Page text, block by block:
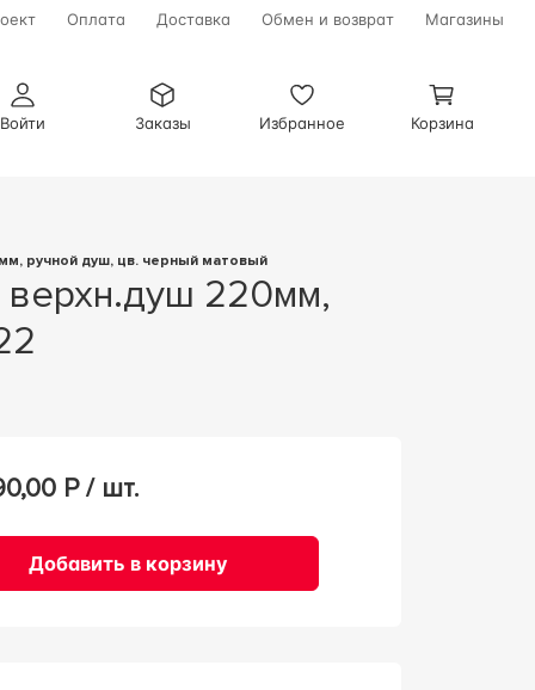
Оплата Доставка Обмен и возврат Магазины
Войти
Заказы Избранное Корзина
ручной душ, цв. черный матовый
Р / шт.
Добавить в корзину